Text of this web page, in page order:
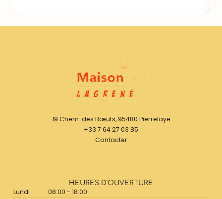
19 Chem. des Bœufs, 95480 Pierrelaye
+33 7 64 27 03 85
Contacter
HEURES D'OUVERTURE
Lundi 08:00 - 18:00